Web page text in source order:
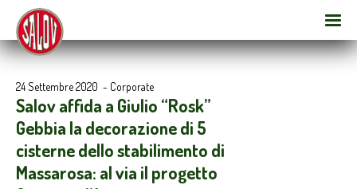
24 Settembre 2020 - Corporate
Salov affida a Giulio “Rosk”
Gebbia la decorazione di 5
cisterne dello stabilimento di
Massarosa: al via il progetto